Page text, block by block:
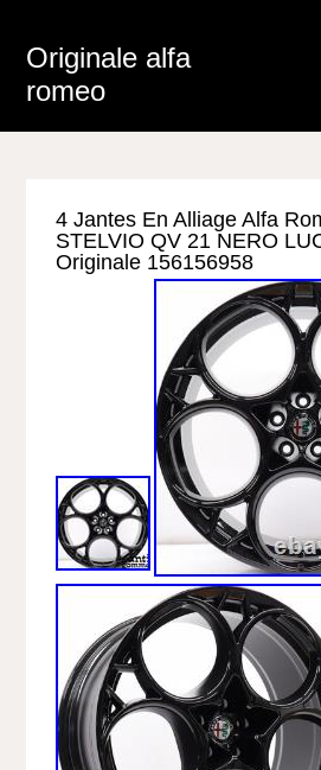
Originale alfa
romeo
4 Jantes En Alliage Alfa
STELVIO QV 21 NERO
Originale 156156958